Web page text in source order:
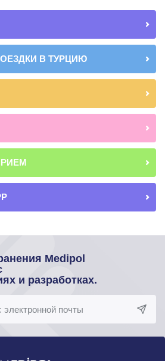
В ТУРЦИЮ
Medipol
и разработках.